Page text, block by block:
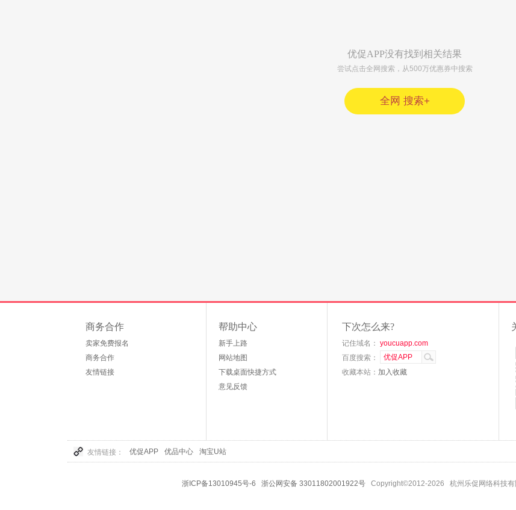
优促APP没有找到相关结果
尝试点击全网搜索，从500万优惠券中搜索
全网 搜索+
商务合作
卖家免费报名
商务合作
友情链接
帮助中心
新手上路
网站地图
下载桌面快捷方式
意见反馈
下次怎么来?
记住域名： youcuapp.com
百度搜索：
收藏本站： 加入收藏
友情链接： 优促APP 优品中心 淘宝U站
浙ICP备13010945号-6 浙公网安备 33011802001922号 Copyright©2012-2026 杭州乐促网络科技有